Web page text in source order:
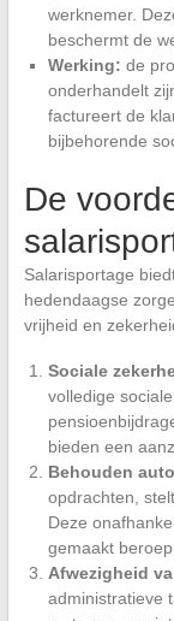
werknemer.
beschermt de
Werking: de
onderhandelt
factureert de
bijbehorende
De
Salarisportage
hedendaagse
vrijheid en
Sociale
volledige
bieden een
Behouden
opdrachten,
Deze
gemaakt beroep
Afwezigheid
administratieve